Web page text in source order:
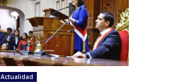
Actualidad